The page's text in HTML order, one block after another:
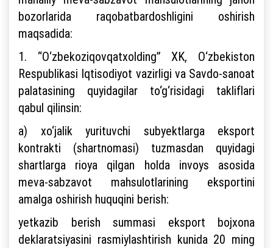
bozorlarida raqobatbardoshligini oshirish
maqsadida:
1. “O‘zbekoziqovqatxolding” XK, O‘zbekiston
Respublikasi Iqtisodiyot vazirligi va Savdo-sanoat
palatasining quyidagilar to‘g‘risidagi takliflari
qabul qilinsin:
a) xo‘jalik yurituvchi subyektlarga eksport
kontrakti (shartnomasi) tuzmasdan quyidagi
shartlarga rioya qilgan holda invoys asosida
meva-sabzavot mahsulotlarining eksportini
amalga oshirish huquqini berish:
yetkazib berish summasi eksport bojxona
deklaratsiyasini rasmiylashtirish kunida 20 ming